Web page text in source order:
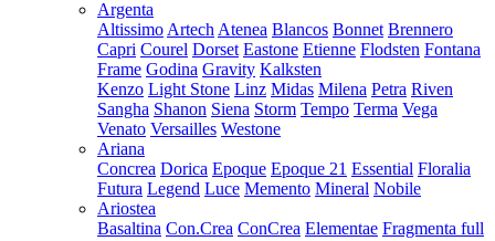
Argenta
Altissimo Artech Atenea Blancos Bonnet Brennero
Capri Courel Dorset Eastone Etienne Flodsten Fontana
Frame Godina Gravity Kalksten
Kenzo Light Stone Linz Midas Milena Petra Riven
Sangha Shanon Siena Storm Tempo Terma Vega
Venato Versailles Westone
Ariana
Concrea Dorica Epoque Epoque 21 Essential Floralia
Futura Legend Luce Memento Mineral Nobile
Ariostea
Basaltina Con.Crea ConCrea Elementae Fragmenta full